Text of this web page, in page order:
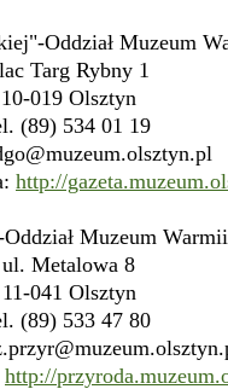
Oddział Muzeum
Targ Rybny 1
10-019 Olsztyn
(89) 534 01 19
http://
Muzeum
ul. Metalowa 8
11-041 Olsztyn
(89) 533 47 80
http://